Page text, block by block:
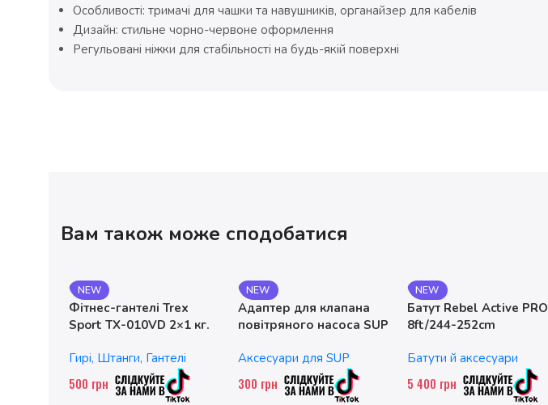
Особливості: тримачі для чашки та навушників, органайзер для кабелів
Дизайн: стильне чорно-червоне оформлення
Регульовані ніжки для стабільності на будь-якій поверхні
Вам також може сподобатися
NEW
Фітнес-гантелі Trex
Sport TX-010VD 2×1 кг.
Гирі, Штанги, Гантелі
500 грн
NEW
Адаптер для клапана
повітряного насоса SUP
Аксесуари для SUP
300 грн
NEW
Батут Rebel Active PRO
8ft/244-252cm
Батути й аксесуари
5 400 грн